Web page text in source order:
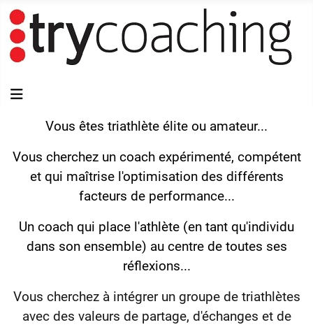
Vous êtes triathlète élite ou amateur...
Vous cherchez un coach expérimenté, compétent
et qui maîtrise l'optimisation des différents
facteurs de performance...
Un coach qui place l'athlète (en tant qu'individu
dans son ensemble) au centre de toutes ses
réflexions...
Vous cherchez à intégrer un groupe de triathlètes
avec des valeurs de partage, d'échanges et de